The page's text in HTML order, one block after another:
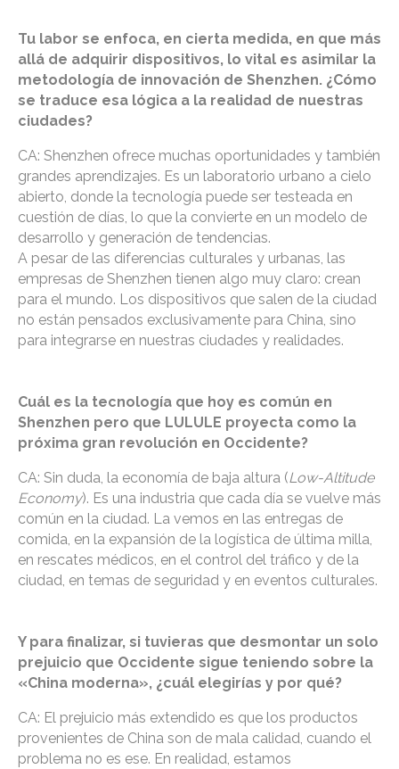
Tu labor se enfoca, en cierta medida, en que más
allá de adquirir dispositivos, lo vital es asimilar la
metodología de innovación de Shenzhen. ¿Cómo
se traduce esa lógica a la realidad de nuestras
ciudades?
CA: Shenzhen ofrece muchas oportunidades y también
grandes aprendizajes. Es un laboratorio urbano a cielo
abierto, donde la tecnología puede ser testeada en
cuestión de días, lo que la convierte en un modelo de
desarrollo y generación de tendencias.
A pesar de las diferencias culturales y urbanas, las
empresas de Shenzhen tienen algo muy claro: crean
para el mundo. Los dispositivos que salen de la ciudad
no están pensados exclusivamente para China, sino
para integrarse en nuestras ciudades y realidades.
Cuál es la tecnología que hoy es común en
Shenzhen pero que LULULE proyecta como la
próxima gran revolución en Occidente?
CA: Sin duda, la economía de baja altura (Low-Altitude
Economy). Es una industria que cada día se vuelve más
común en la ciudad. La vemos en las entregas de
comida, en la expansión de la logística de última milla,
en rescates médicos, en el control del tráfico y de la
ciudad, en temas de seguridad y en eventos culturales.
Y para finalizar, si tuvieras que desmontar un solo
prejuicio que Occidente sigue teniendo sobre la
«China moderna», ¿cuál elegirías y por qué?
CA: El prejuicio más extendido es que los productos
provenientes de China son de mala calidad, cuando el
problema no es ese. En realidad, estamos